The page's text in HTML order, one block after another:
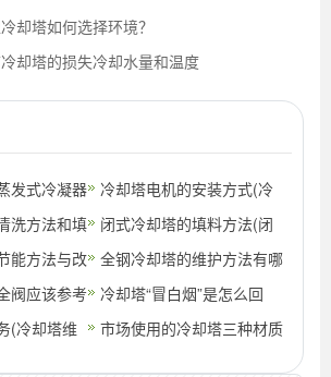
却塔如何选择环境？
却塔的损失冷却水量和温度
发式冷凝器
器圆管的
冷却塔电机的安装方式(冷
却塔电机安装位置在哪)
洗方法和填
闭式冷却塔的填料方法(闭
式冷却塔板块填料)
能方法与改
机的节能
全钢冷却塔的维护方法有哪
些需要谨记呢？(冷却塔维
护检修规程
阀应该参考
式各代表
冷却塔“冒白烟”是怎么回
事？
(冷却塔维
市场使用的冷却塔三种材质